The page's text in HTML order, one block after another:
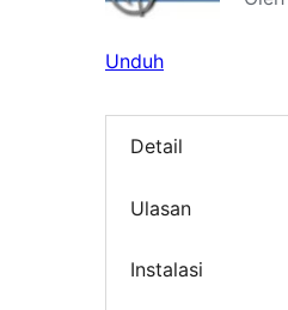
Unduh
Detail
Ulasan
Instalasi